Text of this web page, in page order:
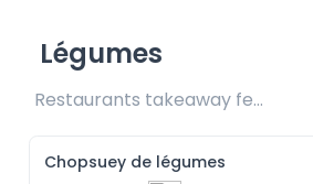
Légumes
Restaurants takeaway fee Rs25 included
Chopsuey de légumes